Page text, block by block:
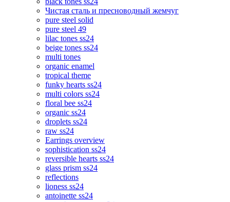
Чистая сталь и пресноводный жемчуг
pure steel solid
pure steel 49
lilac tones ss24
beige tones ss24
multi tones
organic enamel
tropical theme
funky hearts ss24
multi colors ss24
floral bee ss24
organic ss24
droplets ss24
raw ss24
Earrings overview
sophistication ss24
reversible hearts ss24
glass prism ss24
reflections
lioness ss24
antoinette ss24